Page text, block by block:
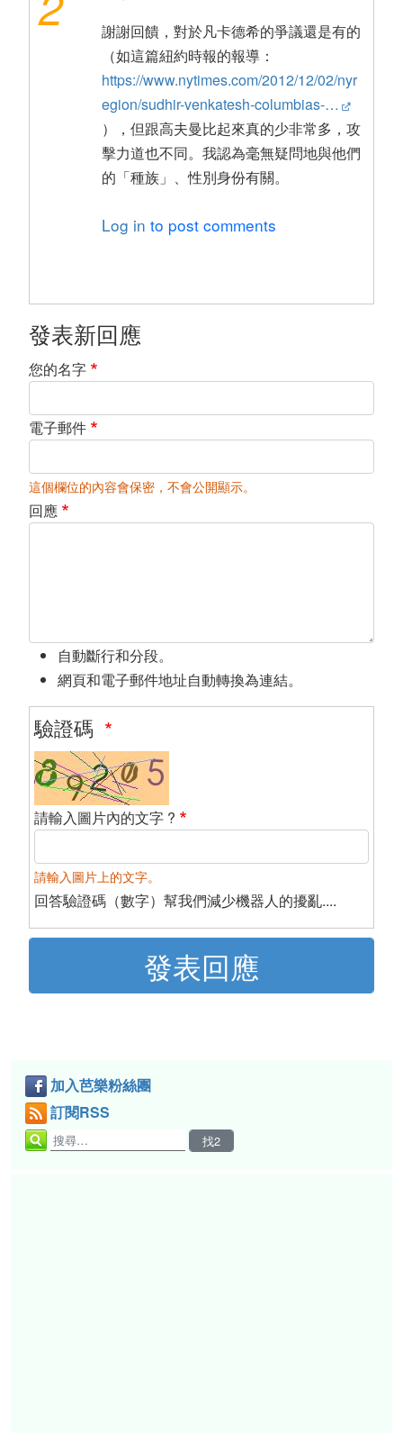
謝謝回饋，對於凡卡德希的爭議還是有的
（如這篇紐約時報的報導：
https://www.nytimes.com/2012/12/02/nyr
egion/sudhir-venkatesh-columbias-…
），但跟高夫曼比起來真的少非常多，攻
擊力道也不同。我認為毫無疑問地與他們
的「種族」、性別身份有關。
Log in to post comments
發表新回應
您的名字
電子郵件
這個欄位的內容會保密，不會公開顯示。
回應
自動斷行和分段。
網頁和電子郵件地址自動轉換為連結。
驗證碼
請輸入圖片內的文字 ?
請輸入圖片上的文字。
回答驗證碼（數字）幫我們減少機器人的擾亂....
加入芭樂粉絲團
訂閱RSS